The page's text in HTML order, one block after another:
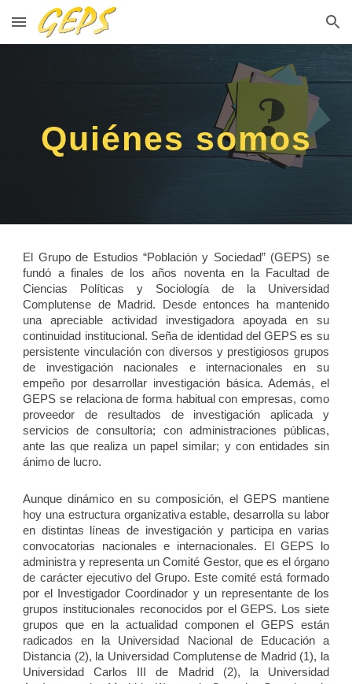
Skip to main content Skip to navigation
Quiénes somos
El Grupo de Estudios “Población y Sociedad” (GEPS) se
fundó a finales de los años noventa en la Facultad de
Ciencias Políticas y Sociología de la Universidad
Complutense de Madrid. Desde entonces ha mantenido
una apreciable actividad investigadora apoyada en su
continuidad institucional. Seña de identidad del GEPS es su
persistente vinculación con diversos y prestigiosos grupos
de investigación nacionales e internacionales en su
empeño por desarrollar investigación básica. Además, el
GEPS se relaciona de forma habitual con empresas, como
proveedor de resultados de investigación aplicada y
servicios de consultoría; con administraciones públicas,
ante las que realiza un papel similar; y con entidades sin
ánimo de lucro.
Aunque dinámico en su composición, el GEPS mantiene
hoy una estructura organizativa estable, desarrolla su labor
en distintas líneas de investigación y participa en varias
convocatorias nacionales e internacionales. El GEPS lo
administra y representa un Comité Gestor, que es el órgano
de carácter ejecutivo del Grupo. Este comité está formado
por el Investigador Coordinador y un representante de los
grupos institucionales reconocidos por el GEPS. Los siete
grupos que en la actualidad componen el GEPS están
radicados en la Universidad Nacional de Educación a
Distancia (2), la Universidad Complutense de Madrid (1), la
Universidad Carlos III de Madrid (2), la Universidad